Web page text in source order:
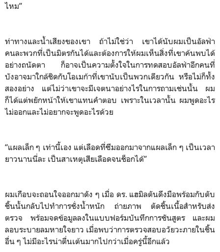
ไหม”
ท่าทางและน้ำเสียงของเขา ถ้าไม่ใช่ว่า เขาได้นับผมเป็นอัลฟ่า
คนละพวกที่เป็นมิตรกันได้และต้องการให้ผมเห็นสิ่งที่เขาค้นพบได้
อย่างถนัดตา ก็อาจเป็นความตั้งใจในการทดสอบอัลฟ่าอีกคนที่
บังอาจมาใกล้ชิดกับโอเมก้าที่เขานับเป็นพวกเดียวกัน หรือไม่ก็ทั้ง
สองอย่าง แต่ไม่ว่าเขาจะมีเจตนาอย่างไรในการถามเช่นนั้น ผม
ก็ได้แต่พยักหน้าให้เขาแทนคำตอบ เพราะในเวลานั้น ผมพูดอะไร
ไม่ออกและไม่อยากจะพูดอะไรด้วย
“แผลเล็ก ๆ เท่านี้เอง แต่เลือดที่ซึมออกมาจากแผลเล็ก ๆ เป็นเวลา
ยาวนานนี่ละ เป็นสาเหตุเสียเลือดจนช็อกได้”
ผมเกือบจะถอนใจออกมาดัง ๆ เมื่อ ดร. แฮมิลตันดึงมือพร้อมกับตับ
ชิ้นนั้นกลับไปทำการชั่งน้ำหนัก ถ่ายภาพ ตัดชิ้นเนื้อสำหรับส่ง
ตรวจ พร้อมจดข้อมูลลงในแบบฟอร์มบันทึกการชันสูตร และผม
ลอบระบายลมหายใจยาว เมื่อพบว่าการตรวจสอบอวัยวะภายในชิ้น
อื่น ๆ ไม่มีอะไรน่าตื่นเต้นมากไปกว่าเมื่อครู่นี้อีกแล้ว